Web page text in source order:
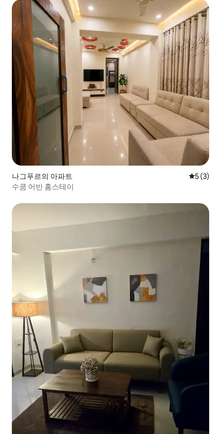
나그푸르의 아파트 평점 5점
5 (3)
수쿰 어반 홈스테이